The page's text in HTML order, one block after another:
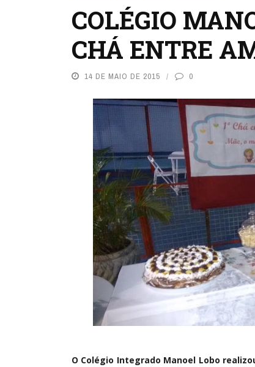
COLÉGIO
CHÁ ENTRE
14 DE MAIO DE 2015 0
O Colégio Integrado Manoel Lobo